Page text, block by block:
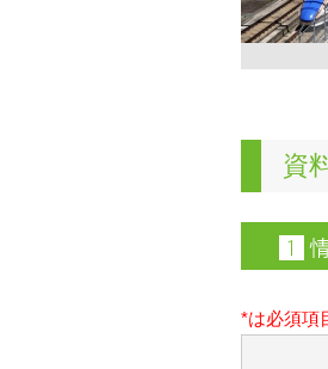
資
*は必須項